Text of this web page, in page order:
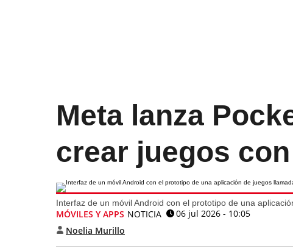
Meta lanza
crear juegos
Interfaz de un móvil Android con el prototipo de una
MÓVILES Y APPS NOTICIA
06 jul 2026 - 10:05
Noelia Murillo